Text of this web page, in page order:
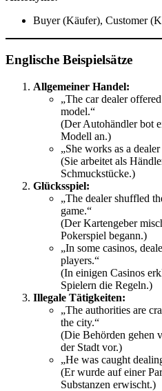
Buyer (Käufer), Customer
Englische Beispielsätze
Allgemeiner Handel:
„The car dealer
model.“
(Der Autohändler bot
Modell an.)
„She works as a
(Sie arbeitet als
Schmuckstücke.)
Glücksspiel:
„The dealer shuffled
game.“
(Der Kartengeber
Pokerspiel begann.)
„In some casinos,
players.“
(In einigen Casinos
Spielern die Regeln.)
Illegale Tätigkeiten:
„The authorities are
the city.“
(Die Behörden gehen
der Stadt vor.)
„He was caught
(Er wurde auf einer
Substanzen erwischt.)